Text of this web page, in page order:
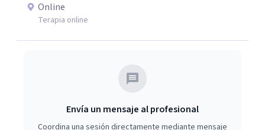
Online
Terapia online
Envía un mensaje al profesional
Coordina una sesión directamente mediante mensaje